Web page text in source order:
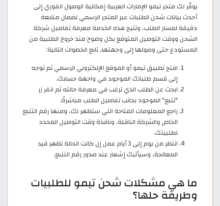
يوفّر لك متجر تيمو الإمارات العربية إمكانية الوصول الفوري إلى
أحدث بيانات شحن الطلبات عبر المتجر الرسمي لضمان متابعة
دقيقة لمسار الطلب، وتتيح هذه الخدمة معرفة تفاصيل شركة
الشحن ووقت التوصيل المتوقع بكل وضوح منذ خروج الطلبية من
المستودع حتى وصولها إلى وجهتها، تابع الخطوات التالية:
افتح تطبيق تيمو أو الموقع الإلكتروني الرسمي ثم توجه
إلى قسم طلباتك الموجود في واجهة حسابك.
ابحث عن الطلب الذي ترغب في معرفة حالته ثم انقر زر
"تتبع" الموجود بجانب تفاصيل الطلب مباشرةً.
راجع المعلومات المتاحة التي ستظهر لك، ومنها رقم التتبع
الخاص والشركة الناقلة، ونافذة وقت التوصيل المحدد
لطلبيتك.
انتظر من يوم إلى 3 أيام عمل إن كانت الحالة تظهر قيد
المعالجة، وسيأتيك إشعار عند صدور رقم التتبع.
ما هي مشكلات شحن تيمو للطلبيات
وطريقة حلها؟